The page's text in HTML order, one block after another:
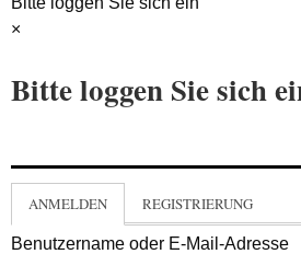
×
Bitte loggen Sie sich
ANMELDEN REGISTRIERUNG
Benutzername oder E-Mail-Adresse